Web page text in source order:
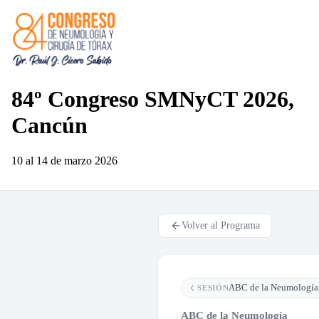
84º Congreso SMNyCT 2026,
Cancún
10 al 14 de marzo 2026
Volver al Programa
SESIÓNABC de la Neumología
ABC de la Neumología